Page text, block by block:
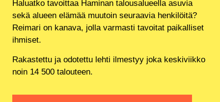
Haluatko tavoittaa Haminan talousalueella asuvia
sekä alueen elämää muutoin seuraavia henkilöitä?
Reimari on kanava, jolla varmasti tavoitat paikalliset
ihmiset.
Rakastettu ja odotettu lehti ilmestyy joka keskiviikko
noin 14 500 talouteen.